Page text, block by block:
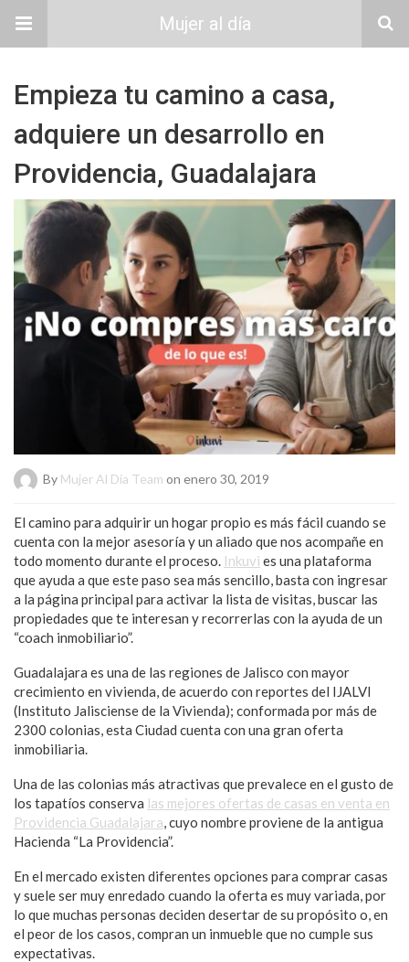
Mujer al día
Empieza tu camino a casa,
adquiere un desarrollo en
Providencia, Guadalajara
By Mujer Al Día Team on enero 30, 2019
El camino para adquirir un hogar propio es más fácil cuando se
cuenta con la mejor asesoría y un aliado que nos acompañe en
todo momento durante el proceso. Inkuvi es una plataforma
que ayuda a que este paso sea más sencillo, basta con ingresar
a la página principal para activar la lista de visitas, buscar las
propiedades que te interesan y recorrerlas con la ayuda de un
“coach inmobiliario”.
Guadalajara es una de las regiones de Jalisco con mayor
crecimiento en vivienda, de acuerdo con reportes del IJALVI
(Instituto Jalisciense de la Vivienda); conformada por más de
2300 colonias, esta Ciudad cuenta con una gran oferta
inmobiliaria.
Una de las colonias más atractivas que prevalece en el gusto de
los tapatíos conserva las mejores ofertas de casas en venta en
Providencia Guadalajara, cuyo nombre proviene de la antigua
Hacienda “La Providencia”.
En el mercado existen diferentes opciones para comprar casas
y suele ser muy enredado cuando la oferta es muy variada, por
lo que muchas personas deciden desertar de su propósito o, en
el peor de los casos, compran un inmueble que no cumple sus
expectativas.